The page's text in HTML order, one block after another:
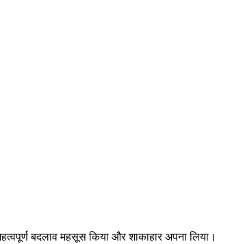
बदलाव महसूस किया और शाकाहार अपना लिया।